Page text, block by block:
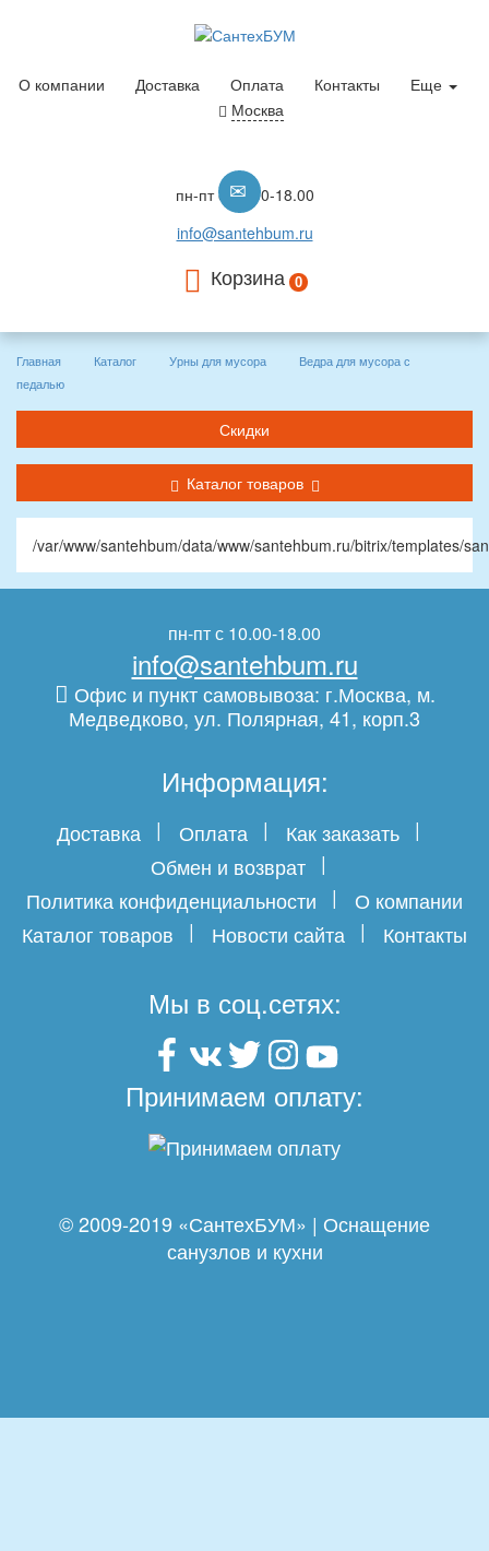
О компании Доставка Оплата Контакты
Еще
Москва
пн-пт с 10.00-18.00
info@santehbum.ru
Корзина 0
Главная Каталог Урны для мусора
Ведра для мусора с
педалью
Скидки
Каталог товаров
/var/www/santehbum/data/www/santehbum.ru/bitrix/templates/
пн-пт с 10.00-18.00
info@santehbum.ru
Офис и пункт самовывоза: г.Москва, м.
Медведково, ул. Полярная, 41, корп.3
Информация:
Доставка Оплата
Как заказать
Обмен и возврат
Политика конфиденциальности
О компании
Каталог товаров
Новости сайта Контакты
Мы в соц.сетях:
Принимаем оплату:
© 2009-2019 «СантехБУМ» | Оснащение
санузлов и кухни